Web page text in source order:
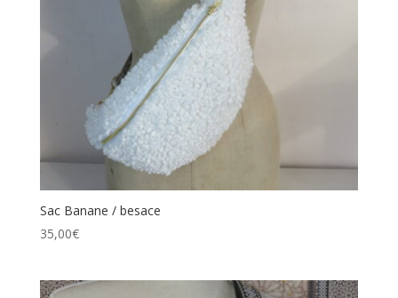
Sac Banane / besace
35,00€